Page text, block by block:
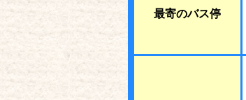
最寄のバス停